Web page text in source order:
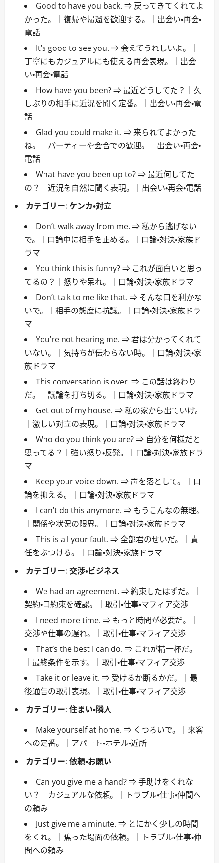
Good to have you back. ⇒ 戻ってきてくれてよ
かった。｜復帰や帰還を歓迎する。｜出会い・再会・
電話
It’s good to see you. ⇒ 会えてうれしいよ。｜
丁寧にもカジュアルにも使える再会表現。｜出会
い・再会・電話
How have you been? ⇒ 最近どうしてた？｜久
しぶりの相手に近況を聞く定番。｜出会い・再会・電
話
Glad you could make it. ⇒ 来られてよかった
ね。｜パーティーや会合での歓迎。｜出会い・再会・
電話
What have you been up to? ⇒ 最近何してた
の？｜近況を自然に聞く表現。｜出会い・再会・電話
カテゴリー: ケンカ・対立
Don’t walk away from me. ⇒ 私から逃げない
で。｜口論中に相手を止める。｜口論・対決・家族ド
ラマ
You think this is funny? ⇒ これが面白いと思っ
てるの？｜怒りや呆れ。｜口論・対決・家族ドラマ
Don’t talk to me like that. ⇒ そんな口を利かな
いで。｜相手の態度に抗議。｜口論・対決・家族ドラ
マ
You’re not hearing me. ⇒ 君は分かってくれて
いない。｜気持ちが伝わらない時。｜口論・対決・家
族ドラマ
This conversation is over. ⇒ この話は終わり
だ。｜議論を打ち切る。｜口論・対決・家族ドラマ
Get out of my house. ⇒ 私の家から出ていけ。
｜激しい対立の表現。｜口論・対決・家族ドラマ
Who do you think you are? ⇒ 自分を何様だと
思ってる？｜強い怒り・反発。｜口論・対決・家族ドラ
マ
Keep your voice down. ⇒ 声を落として。｜口
論を抑える。｜口論・対決・家族ドラマ
I can’t do this anymore. ⇒ もうこんなの無理。
｜関係や状況の限界。｜口論・対決・家族ドラマ
This is all your fault. ⇒ 全部君のせいだ。｜責
任をぶつける。｜口論・対決・家族ドラマ
カテゴリー: 交渉・ビジネス
We had an agreement. ⇒ 約束したはずだ。｜
契約・口約束を確認。｜取引・仕事・マフィア交渉
I need more time. ⇒ もっと時間が必要だ。｜
交渉や仕事の遅れ。｜取引・仕事・マフィア交渉
That’s the best I can do. ⇒ これが精一杯だ。
｜最終条件を示す。｜取引・仕事・マフィア交渉
Take it or leave it. ⇒ 受けるか断るかだ。｜最
後通告の取引表現。｜取引・仕事・マフィア交渉
カテゴリー: 住まい・隣人
Make yourself at home. ⇒ くつろいで。｜来客
への定番。｜アパート・ホテル・近所
カテゴリー: 依頼・お願い
Can you give me a hand? ⇒ 手助けをくれな
い？｜カジュアルな依頼。｜トラブル・仕事・仲間へ
の頼み
Just give me a minute. ⇒ とにかく少しの時間
をくれ。｜焦った場面の依頼。｜トラブル・仕事・仲
間への頼み